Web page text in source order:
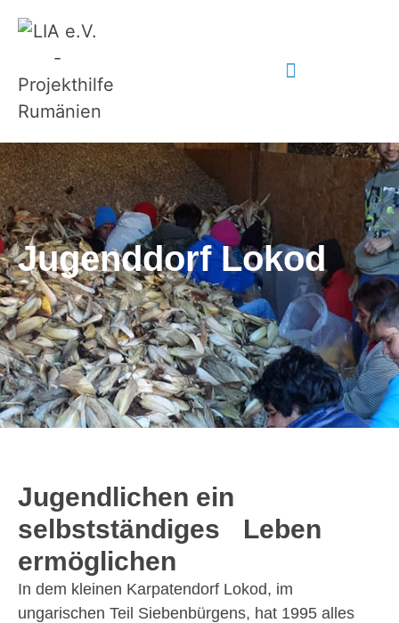
Jugenddorf Lokod
Jugendlichen ein
selbstständiges Leben
ermöglichen
In dem kleinen Karpatendorf Lokod, im
ungarischen Teil Siebenbürgens, hat 1995 alles